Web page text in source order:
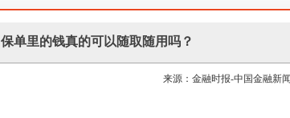
保单里的钱真的可以随取随用吗？
来源：金融时报-中国金融新